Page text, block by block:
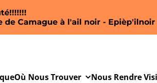
Camague à l'ail noir -
Où Nous Trouver Nous Rendre